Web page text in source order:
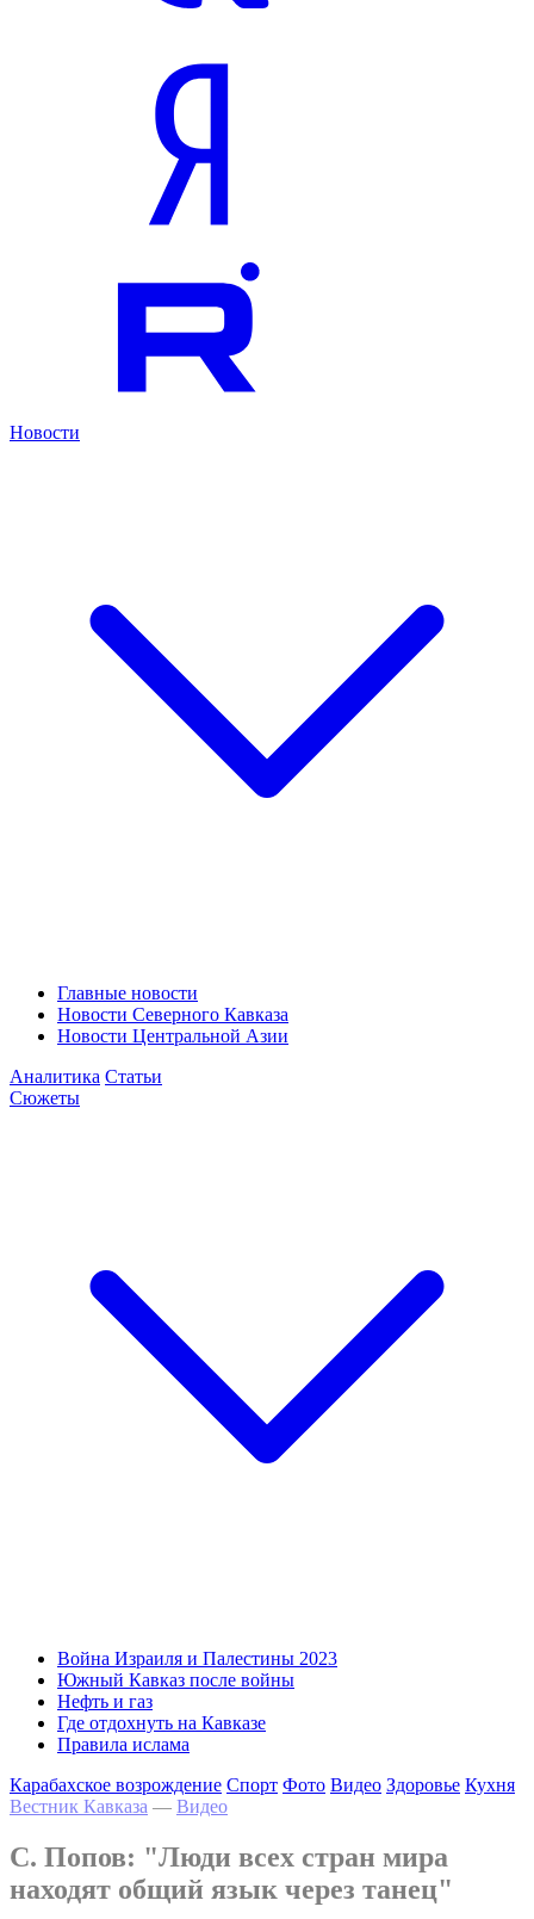
Новости
Главные новости
Новости Северного Кавказа
Новости Центральной Азии
Аналитика Статьи
Сюжеты
Война Израиля и Палестины 2023
Южный Кавказ после войны
Нефть и газ
Где отдохнуть на Кавказе
Правила ислама
Карабахское возрождение Спорт Фото Видео Здоровье Кухня
Вестник Кавказа — Видео
С. Попов: "Люди всех стран мира
находят общий язык через танец"